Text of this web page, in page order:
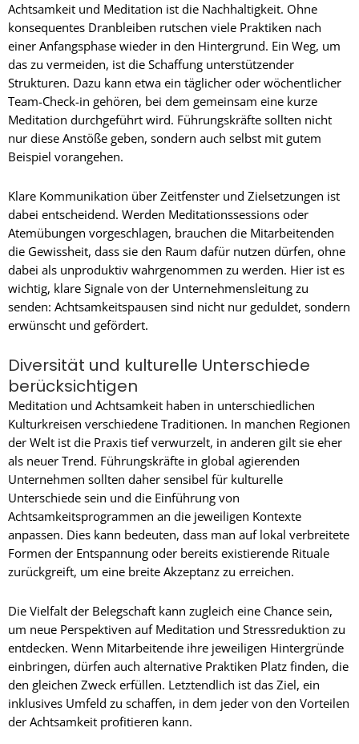
Achtsamkeit und Meditation ist die Nachhaltigkeit. Ohne
konsequentes Dranbleiben rutschen viele Praktiken nach
einer Anfangsphase wieder in den Hintergrund. Ein Weg, um
das zu vermeiden, ist die Schaffung unterstützender
Strukturen. Dazu kann etwa ein täglicher oder wöchentlicher
Team-Check-in gehören, bei dem gemeinsam eine kurze
Meditation durchgeführt wird. Führungskräfte sollten nicht
nur diese Anstöße geben, sondern auch selbst mit gutem
Beispiel vorangehen.
Klare Kommunikation über Zeitfenster und Zielsetzungen ist
dabei entscheidend. Werden Meditationssessions oder
Atemübungen vorgeschlagen, brauchen die Mitarbeitenden
die Gewissheit, dass sie den Raum dafür nutzen dürfen, ohne
dabei als unproduktiv wahrgenommen zu werden. Hier ist es
wichtig, klare Signale von der Unternehmensleitung zu
senden: Achtsamkeitspausen sind nicht nur geduldet, sondern
erwünscht und gefördert.
Diversität und kulturelle Unterschiede
berücksichtigen
Meditation und Achtsamkeit haben in unterschiedlichen
Kulturkreisen verschiedene Traditionen. In manchen Regionen
der Welt ist die Praxis tief verwurzelt, in anderen gilt sie eher
als neuer Trend. Führungskräfte in global agierenden
Unternehmen sollten daher sensibel für kulturelle
Unterschiede sein und die Einführung von
Achtsamkeitsprogrammen an die jeweiligen Kontexte
anpassen. Dies kann bedeuten, dass man auf lokal verbreitete
Formen der Entspannung oder bereits existierende Rituale
zurückgreift, um eine breite Akzeptanz zu erreichen.
Die Vielfalt der Belegschaft kann zugleich eine Chance sein,
um neue Perspektiven auf Meditation und Stressreduktion zu
entdecken. Wenn Mitarbeitende ihre jeweiligen Hintergründe
einbringen, dürfen auch alternative Praktiken Platz finden, die
den gleichen Zweck erfüllen. Letztendlich ist das Ziel, ein
inklusives Umfeld zu schaffen, in dem jeder von den Vorteilen
der Achtsamkeit profitieren kann.